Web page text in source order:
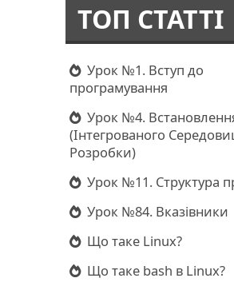
ТОП СТАТТІ
Урок №1. Вступ до
програмування
Урок №4.
(Інтегрованого
Розробки)
Урок №11. Структура
Урок №84. Вказівники
Що таке Linux?
Що таке bash в Linux?